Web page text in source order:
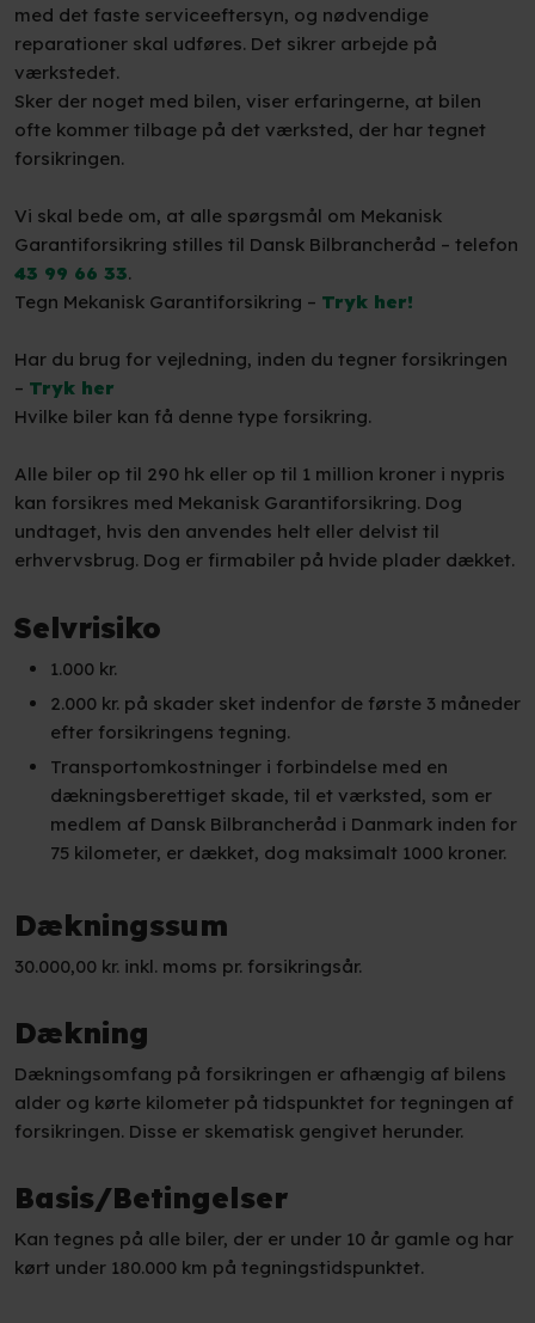
med det faste serviceeftersyn, og nødvendige
reparationer skal udføres. Det sikrer arbejde på
værkstedet.
Sker der noget med bilen, viser erfaringerne, at bilen
ofte kommer tilbage på det værksted, der har tegnet
forsikringen.
Vi skal bede om, at alle spørgsmål om Mekanisk
Garantiforsikring stilles til Dansk Bilbrancheråd – telefon
43 99 66 33.
Tegn Mekanisk Garantiforsikring – Tryk her!
Har du brug for vejledning, inden du tegner forsikringen
– Tryk her
Hvilke biler kan få denne type forsikring.
Alle biler op til 290 hk eller op til 1 million kroner i nypris
kan forsikres med Mekanisk Garantiforsikring. Dog
undtaget, hvis den anvendes helt eller delvist til
erhvervsbrug. Dog er firmabiler på hvide plader dækket.​
Selvrisiko
1.000 kr.
2.000 kr. på skader sket indenfor de første 3 måneder
efter forsikringens tegning.
Transportomkostninger i forbindelse med en
dækningsberettiget skade, til et værksted, som er
medlem af Dansk Bilbrancheråd i Danmark inden for
75 kilometer, er dækket, dog maksimalt 1000 kroner.​
​Dækningssum
30.000,00 kr. inkl. moms pr. forsikringsår.
​Dækning
Dækningsomfang på forsikringen er afhængig af bilens
alder og kørte kilometer på tidspunktet for tegningen af
forsikringen. Disse er skematisk gengivet herunder.
​Basis/Betingelser
Kan tegnes på alle biler, der er under 10 år gamle og har
kørt under 180.000 km på tegningstidspunktet.